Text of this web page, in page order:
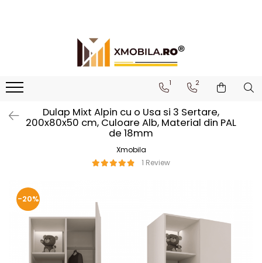
Bucătării Complete
Corpuri superioare bucătărie
Corpuri inferioare bucătărie
Mobilier institutional
Dulapuri 2 uși
Birouri
1 2
Dulap Mixt Alpin cu o Usa si 3 Sertare,
200x80x50 cm, Culoare Alb, Material din PAL
de 18mm
Xmobila
1 Review
-20%